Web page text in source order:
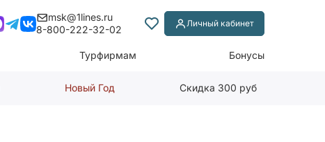
msk@1lines.ru
8-800-222-32-02
Личный кабинет
Турфирмам Бонусы
Новый Год Скидка 300 руб